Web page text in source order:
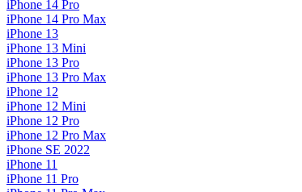
iPhone 14 Pro
iPhone 14 Pro Max
iPhone 13
iPhone 13 Mini
iPhone 13 Pro
iPhone 13 Pro Max
iPhone 12
iPhone 12 Mini
iPhone 12 Pro
iPhone 12 Pro Max
iPhone SE 2022
iPhone 11
iPhone 11 Pro